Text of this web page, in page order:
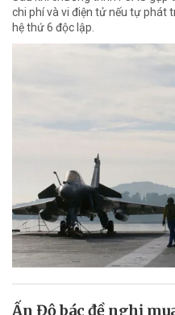
chi phí và vi điện tử nếu tự phát
hệ thứ 6 độc lập.
Ấn Độ bác đề nghị